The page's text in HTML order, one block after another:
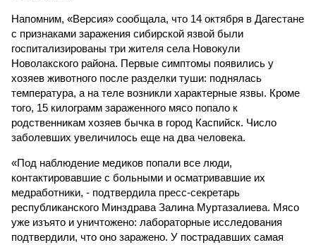
Напомним, «Версия» сообщала, что 14 октября в Дагестане
с признаками заражения сибирской язвой были
госпитализированы три жителя села Новокули
Новолакского района. Первые симптомы появились у
хозяев животного после разделки туши: поднялась
температура, а на теле возникли характерные язвы. Кроме
того, 15 килограмм зараженного мясо попало к
родственникам хозяев бычка в город Каспийск. Число
заболевших увеличилось еще на два человека.
«Под наблюдение медиков попали все люди,
контактировавшие с больными и осматривавшие их
медработники, - подтвердила пресс-секретарь
республиканского Минздрава Залина Муртазалиева. Мясо
уже изъято и уничтожено: лабораторные исследования
подтвердили, что оно заражено. У пострадавших самая